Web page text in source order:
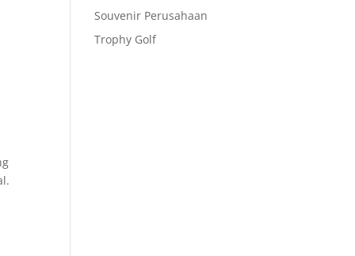
Souvenir Perusahaan
Trophy Golf